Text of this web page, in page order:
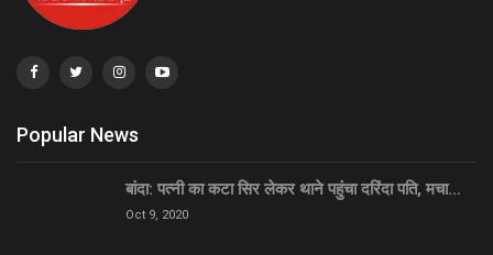
Popular News
बांदा: पत्नी का कटा सिर लेकर थाने पहुंचा दरिंदा पति, मचा…
Oct 9, 2020